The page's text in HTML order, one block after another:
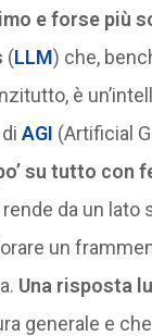
e forse
(LLM) che,
è
AGI (Artificial
su tutto con
da un
un
Una risposta
generale e